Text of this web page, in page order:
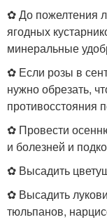
✿ До пожелтения
ягодных
минеральные
✿ Если розы в
нужно обрезать,
противосстояния
✿ Провести
и болезней и
✿ Высадить
✿ Высадить
тюльпанов,